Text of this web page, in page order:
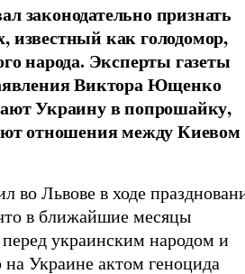
законодательно признать
известный как голодомор,
народа. Эксперты газеты
Виктора Ющенко
Украину в попрошайку,
отношения между Киевом
во Львове в ходе
в ближайшие месяцы
украинским народом и
на Украине актом геноцида